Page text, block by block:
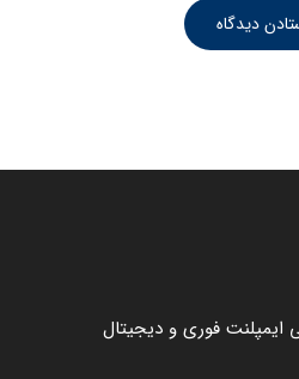
ایمپلنت فوری و دیجیتال